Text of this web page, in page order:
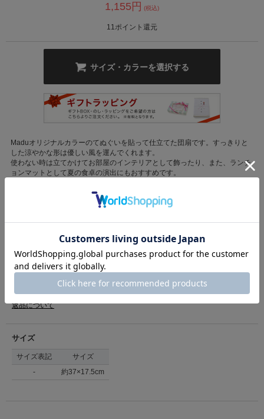
1,155 円 (税込)
11ポイント還元
サイズ・カラーを選択する
Maduオリジナルカラーのてぬぐいを貼って仕立てた団扇です。すっきりと
した涼やかな形は優しい風を運んでくれます。
使わない時は立てかけてお部屋のインテリアとして飾ったり、また、ランチ
ョンマットとして夏の食卓の演出にもおすすめです。
*てぬぐいを使用しているため、柄の出方は一つ一つ異なります。
*食事用に抗菌加工や防水加工など特殊な加工は施しておりません。濡れる
ペンギン：738012
金魚：738013
ブルーベリー：738014
万華鏡：738015
フルーツみつ豆：738017
綿 竹
原産国 日本
738012
（店舗でお問い合わせの際には、上記品番をお伝え下さい。）
返品について
サイズ
サイズ表記
サイズ
-
約37×17.5cm